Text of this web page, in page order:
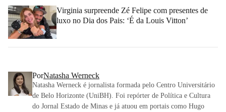
Virginia surpreende Zé Felipe com presentes de
luxo no Dia dos Pais: ‘É da Louis Vitton’
PorNatasha Werneck
Natasha Werneck é jornalista formada pelo Centro Universitário
de Belo Horizonte (UniBH). Foi repórter de Política e Cultura
do Jornal Estado de Minas e já atuou em portais como Hugo